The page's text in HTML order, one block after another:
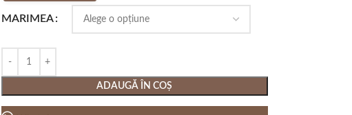
MARIMEA
ADAUGĂ ÎN COȘ